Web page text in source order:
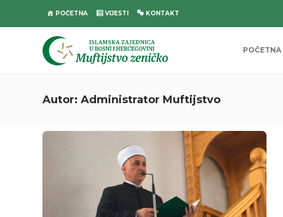
POČETNA VIJESTI KONTAKT
POČETNA
Autor: Administrator Muftijstvo